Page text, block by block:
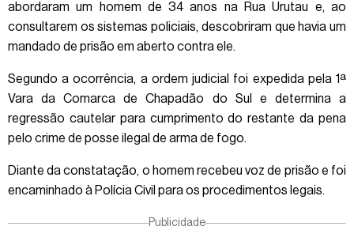
abordaram um homem de 34 anos na Rua Urutau e, ao
consultarem os sistemas policiais, descobriram que havia um
mandado de prisão em aberto contra ele.
Segundo a ocorrência, a ordem judicial foi expedida pela 1ª
Vara da Comarca de Chapadão do Sul e determina a
regressão cautelar para cumprimento do restante da pena
pelo crime de posse ilegal de arma de fogo.
Diante da constatação, o homem recebeu voz de prisão e foi
encaminhado à Polícia Civil para os procedimentos legais.
Publicidade